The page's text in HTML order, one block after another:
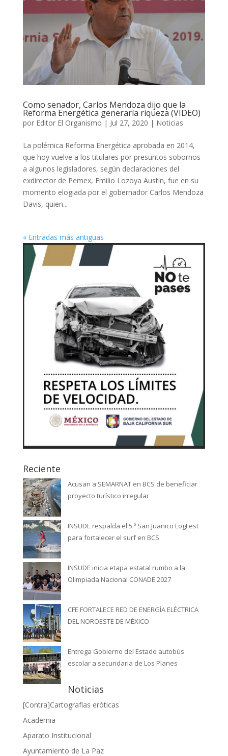
Como senador, Carlos Mendoza dijo que la
Reforma Energética generaría riqueza (VIDEO)
por Editor El Organismo | Jul 27, 2020 | Noticias
La polémica Reforma Energética aprobada en 2014,
que hoy vuelve a los titulares por presuntos sobornos
a algunos legisladores, según declaraciones del
exdirector de Pemex, Emilio Lozoya Austin, fue en su
momento elogiada por el gobernador Carlos Mendoza
Davis, quien...
« Entradas más antiguas
Reciente
Acusan a SEMARNAT en BCS de beneficiar
proyecto turístico irregular
INSUDE respalda el 5.º San Juanico LogFest
para fortalecer el surf en BCS
INSUDE inicia etapa estatal rumbo a la
Olimpiada Nacional CONADE 2027
CFE FORTALECE RED DE ENERGÍA ELÉCTRICA
DEL NOROESTE DE MÉXICO
Entrega Gobierno del Estado autobús
escolar a secundaria de Los Planes
Noticias
[Contra]Cartografías eróticas
Academia
Aparato Institucional
Ayuntamiento de La Paz